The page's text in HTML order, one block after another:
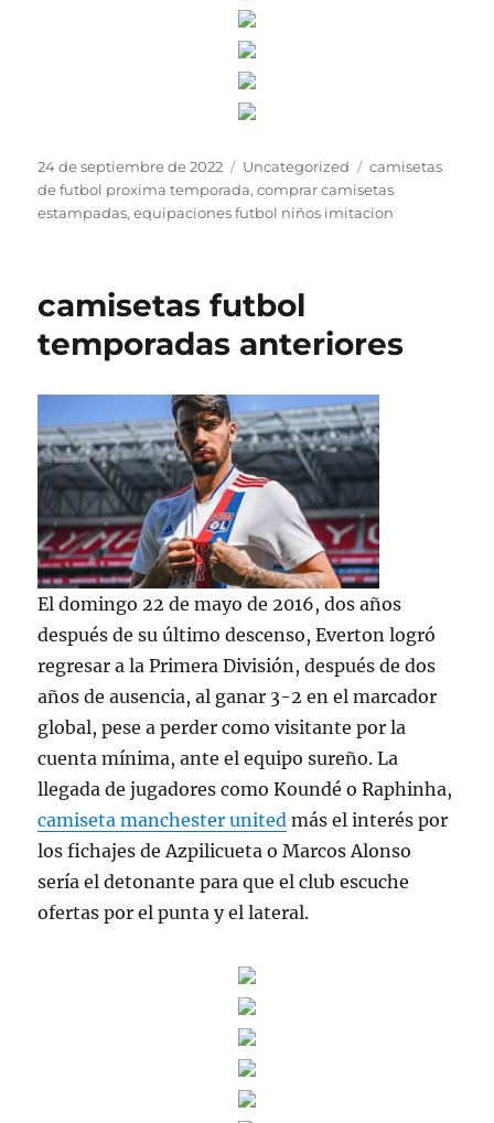
Publicado
el
24 de septiembre de 2022 Categorías
Uncategorized Etiquetas
camisetas
de futbol proxima temporada,comprar camisetas
estampadas,equipaciones futbol niños imitacion
camisetas futbol
temporadas anteriores
El domingo 22 de mayo de 2016, dos años
después de su último descenso, Everton logró
regresar a la Primera División, después de dos
años de ausencia, al ganar 3-2 en el marcador
global, pese a perder como visitante por la
cuenta mínima, ante el equipo sureño. La
llegada de jugadores como Koundé o Raphinha,
camiseta manchester united más el interés por
los fichajes de Azpilicueta o Marcos Alonso
sería el detonante para que el club escuche
ofertas por el punta y el lateral.